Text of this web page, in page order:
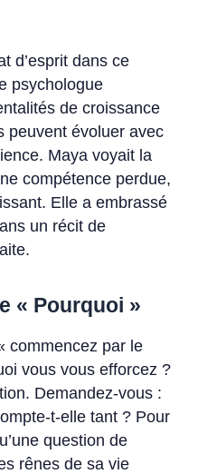
d’esprit dans ce
psychologue
de croissance
évoluer avec
Maya voyait la
compétence perdue,
Elle a embrassé
un récit de
« Pourquoi »
commencez par le
vous vous efforcez ?
Demandez-vous :
t-elle tant ? Pour
question de
rênes de sa vie